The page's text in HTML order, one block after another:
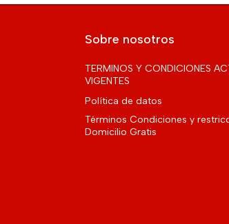
Sobre nosotros
TERMINOS Y CONDICIONES
VIGENTES
Política de datos
Términos Condiciones y
Domicilio Gratis